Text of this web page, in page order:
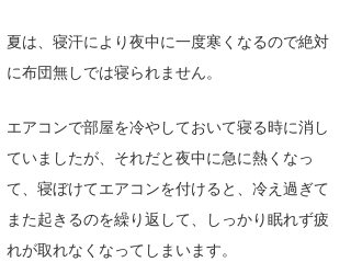
夏は、寝汗により夜中に一度寒くなるので絶対
に布団無しでは寝られません。
エアコンで部屋を冷やしておいて寝る時に消し
ていましたが、それだと夜中に急に熱くなっ
て、寝ぼけてエアコンを付けると、冷え過ぎて
また起きるのを繰り返して、しっかり眠れず疲
れが取れなくなってしまいます。
waka☆=
YUKI☆
たっちー